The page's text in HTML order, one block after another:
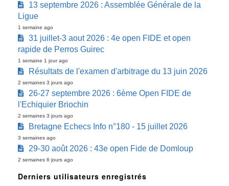
13 septembre 2026 : Assemblée Générale de la
Ligue
1 semaine ago
31 juillet-3 aout 2026 : 4e open FIDE et open
rapide de Perros Guirec
1 semaine 1 jour ago
Résultats de l'examen d'arbitrage du 13 juin 2026
2 semaines 3 jours ago
26-27 septembre 2026 : 6ème Open FIDE de
l'Echiquier Briochin
2 semaines 3 jours ago
Bretagne Echecs Info n°180 - 15 juillet 2026
3 semaines ago
29-30 août 2026 : 43e open Fide de Domloup
2 semaines 6 jours ago
Derniers utilisateurs enregistrés